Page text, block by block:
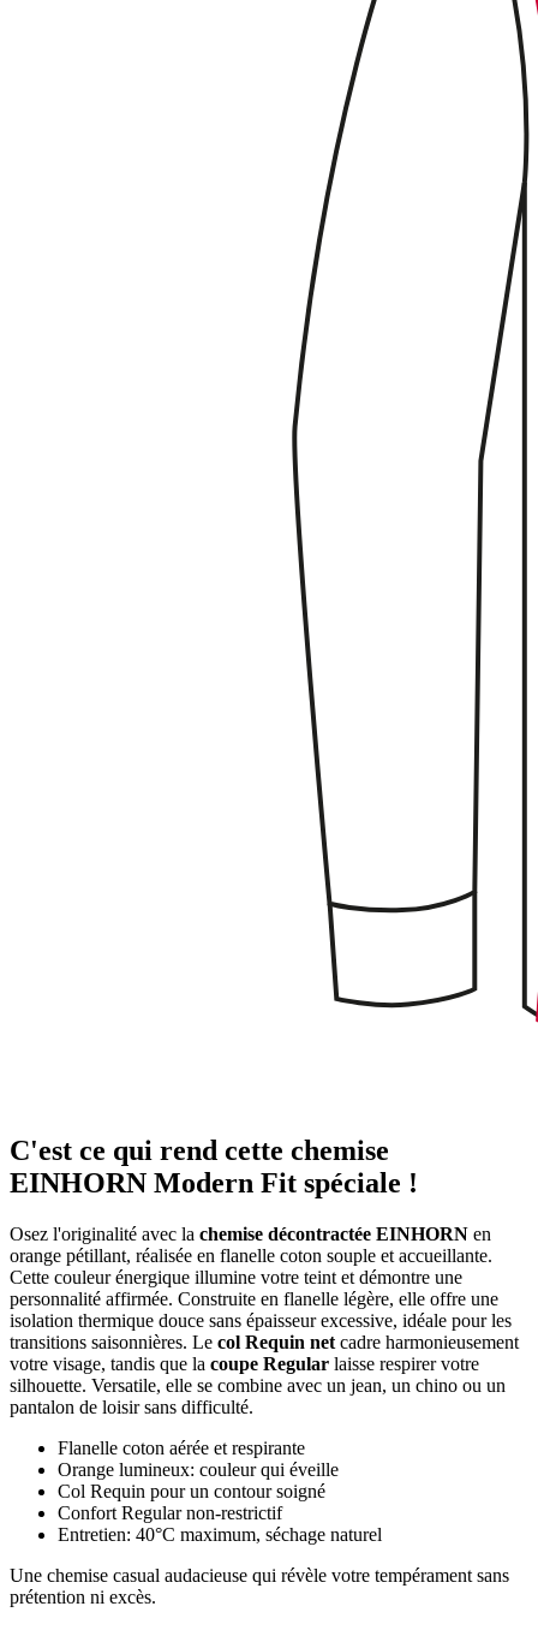
C'est ce qui rend cette chemise
EINHORN Modern Fit spéciale !
Osez l'originalité avec la chemise décontractée EINHORN en
orange pétillant, réalisée en flanelle coton souple et accueillante.
Cette couleur énergique illumine votre teint et démontre une
personnalité affirmée. Construite en flanelle légère, elle offre une
isolation thermique douce sans épaisseur excessive, idéale pour les
transitions saisonnières. Le col Requin net cadre harmonieusement
votre visage, tandis que la coupe Regular laisse respirer votre
silhouette. Versatile, elle se combine avec un jean, un chino ou un
pantalon de loisir sans difficulté.
Flanelle coton aérée et respirante
Orange lumineux: couleur qui éveille
Col Requin pour un contour soigné
Confort Regular non-restrictif
Entretien: 40°C maximum, séchage naturel
Une chemise casual audacieuse qui révèle votre tempérament sans
prétention ni excès.